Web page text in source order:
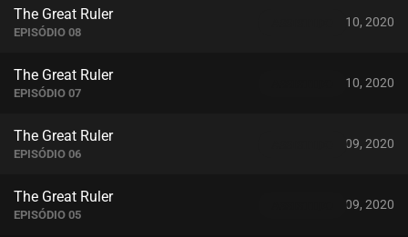
The Great Ruler
EPISÓDIO 08
setembro 10, 2020
The Great Ruler
EPISÓDIO 07
setembro 10, 2020
The Great Ruler
EPISÓDIO 06
setembro 09, 2020
The Great Ruler
EPISÓDIO 05
setembro 09, 2020